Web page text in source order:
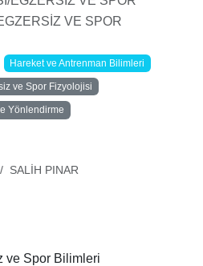
VE SPOR
Hareket ve Antrenman Bilimleri
ve Spor Fizyolojisi
Yönlendirme
SALİH PINAR
ve Spor Bilimleri